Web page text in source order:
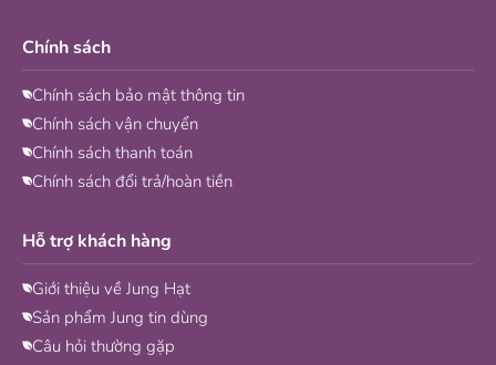
Chính sách
Chính sách bảo mật thông tin
Chính sách vận chuyển
Chính sách thanh toán
Chính sách đổi trả/hoàn tiền
Hỗ trợ khách hàng
Giới thiệu về Jung Hạt
Sản phẩm Jung tin dùng
Câu hỏi thường gặp